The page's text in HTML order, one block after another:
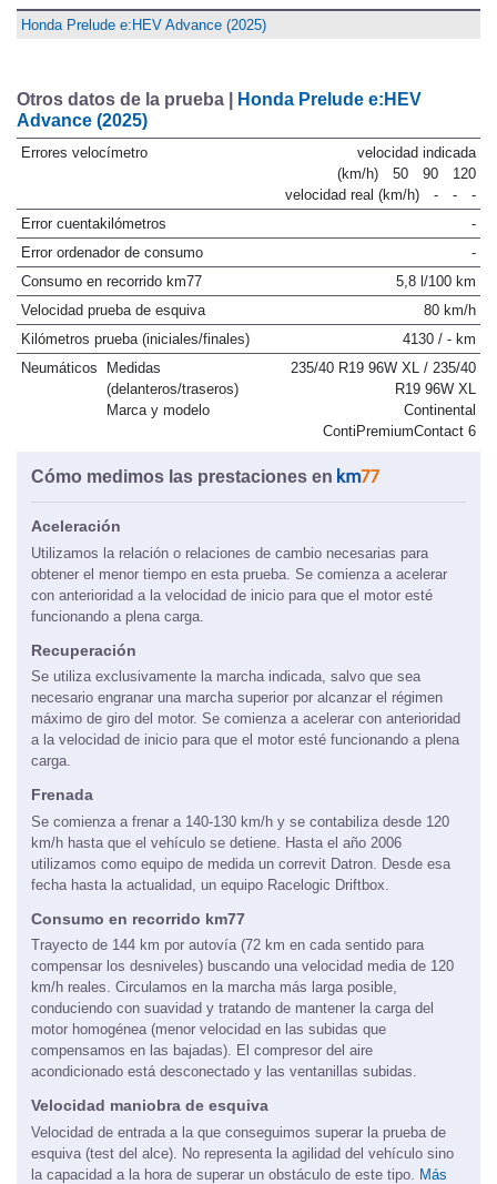
Honda Prelude e:HEV Advance (2025)
Otros datos de la prueba | Honda Prelude e:HEV
Advance (2025)
Errores velocímetro
velocidad indicada
(km/h)
50 90
120
velocidad real (km/h)
- -
-
Error cuentakilómetros
-
Error ordenador de consumo
-
Consumo en recorrido km77
5,8 l/100 km
Velocidad prueba de esquiva
80 km/h
Kilómetros prueba (iniciales/finales)
4130 / - km
Neumáticos
Medidas
(delanteros/traseros)
Marca y modelo
235/40 R19 96W XL / 235/40
R19 96W XL
Continental
ContiPremiumContact 6
Cómo medimos las prestaciones en
Aceleración
Utilizamos la relación o relaciones de cambio necesarias para
obtener el menor tiempo en esta prueba. Se comienza a acelerar
con anterioridad a la velocidad de inicio para que el motor esté
funcionando a plena carga.
Recuperación
Se utiliza exclusivamente la marcha indicada, salvo que sea
necesario engranar una marcha superior por alcanzar el régimen
máximo de giro del motor. Se comienza a acelerar con anterioridad
a la velocidad de inicio para que el motor esté funcionando a plena
carga.
Frenada
Se comienza a frenar a 140-130 km/h y se contabiliza desde 120
km/h hasta que el vehículo se detiene. Hasta el año 2006
utilizamos como equipo de medida un correvit Datron. Desde esa
fecha hasta la actualidad, un equipo Racelogic Driftbox.
Consumo en recorrido km77
Trayecto de 144 km por autovía (72 km en cada sentido para
compensar los desniveles) buscando una velocidad media de 120
km/h reales. Circulamos en la marcha más larga posible,
conduciendo con suavidad y tratando de mantener la carga del
motor homogénea (menor velocidad en las subidas que
compensamos en las bajadas). El compresor del aire
acondicionado está desconectado y las ventanillas subidas.
Velocidad maniobra de esquiva
Velocidad de entrada a la que conseguimos superar la prueba de
esquiva (test del alce). No representa la agilidad del vehículo sino
la capacidad a la hora de superar un obstáculo de este tipo. Más